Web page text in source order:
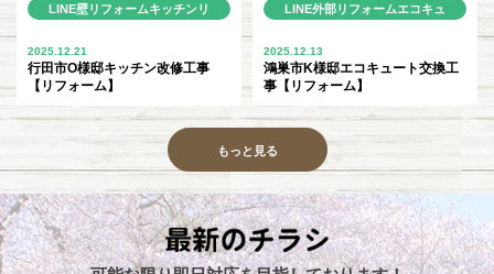
LINE壁リフォームキッチンリ
2025.12.21
行田市O様邸キッチン改修工事
【リフォーム】
LINE外部リフォームエコキュ
2025.12.13
鴻巣市K様邸エコキュート交換工
事【リフォーム】
もっと見る